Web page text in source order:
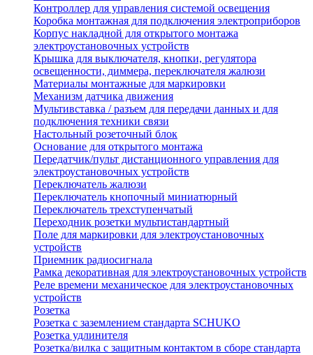
Контроллер для управления системой освещения
Коробка монтажная для подключения электроприборов
Корпус накладной для открытого монтажа
электроустановочных устройств
Крышка для выключателя, кнопки, регулятора
освещенности, диммера, переключателя жалюзи
Материалы монтажные для маркировки
Механизм датчика движения
Мультивставка / разъем для передачи данных и для
подключения техники связи
Настольный розеточный блок
Основание для открытого монтажа
Передатчик/пульт дистанционного управления для
электроустановочных устройств
Переключатель жалюзи
Переключатель кнопочный миниатюрный
Переключатель трехступенчатый
Переходник розетки мультистандартный
Поле для маркировки для электроустановочных
устройств
Приемник радиосигнала
Рамка декоративная для электроустановочных устройств
Реле времени механическое для электроустановочных
устройств
Розетка
Розетка с заземлением стандарта SCHUKO
Розетка удлинителя
Розетка/вилка с защитным контактом в сборе стандарта